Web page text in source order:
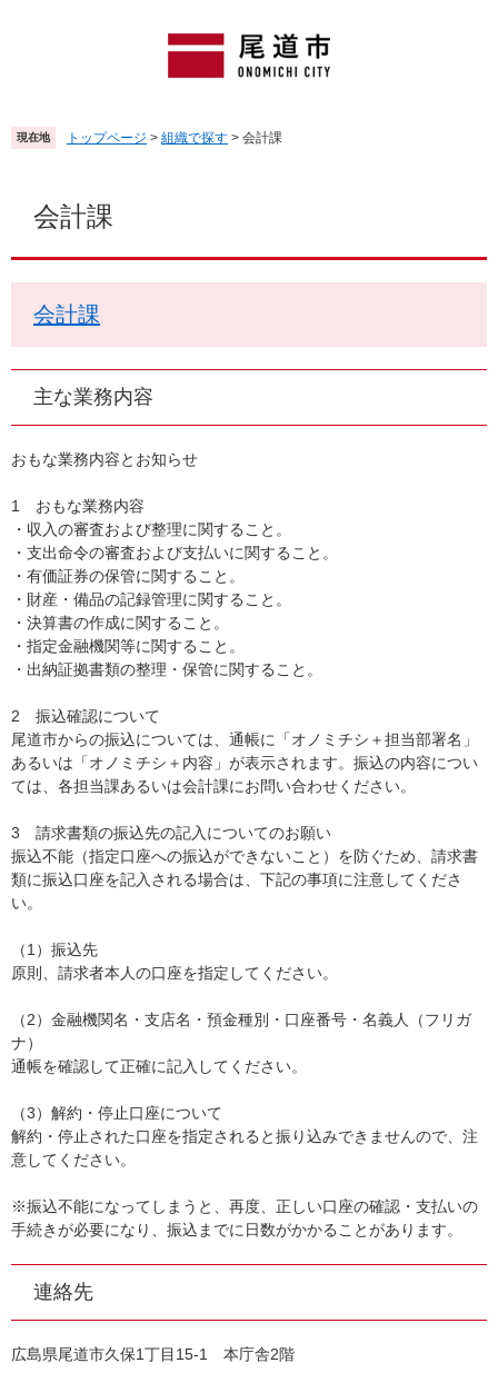
頭
で
飛
ば
現在地 トップページ > 組織で探す > 会計課
会計課
会計課
主な業務内容
おもな業務内容とお知らせ
1 おもな業務内容
・収入の審査および整理に関すること。
・支出命令の審査および支払いに関すること。
・有価証券の保管に関すること。
・財産・備品の記録管理に関すること。
・決算書の作成に関すること。
・指定金融機関等に関すること。
・出納証拠書類の整理・保管に関すること。
2 振込確認について
尾道市からの振込については、通帳に「オノミチシ＋担当部署名」
あるいは「オノミチシ＋内容」が表示されます。振込の内容につい
ては、各担当課あるいは会計課にお問い合わせください。
3 請求書類の振込先の記入についてのお願い
振込不能（指定口座への振込ができないこと）を防ぐため、請求書
類に振込口座を記入される場合は、下記の事項に注意してくださ
い。
（1）振込先
原則、請求者本人の口座を指定してください。
（2）金融機関名・支店名・預金種別・口座番号・名義人（フリガ
ナ）
通帳を確認して正確に記入してください。
（3）解約・停止口座について
解約・停止された口座を指定されると振り込みできませんので、注
意してください。
※振込不能になってしまうと、再度、正しい口座の確認・支払いの
手続きが必要になり、振込までに日数がかかることがあります。
連絡先
広島県尾道市久保1丁目15-1 本庁舎2階